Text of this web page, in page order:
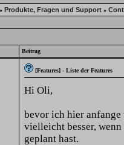
» Produkte, Fragen und Support »
Beitrag
[Features] - Liste der Features
Hi Oli,
bevor ich hier anfange
vielleicht besser,
geplant hast.